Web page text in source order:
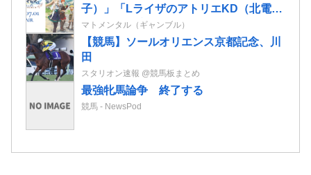
子）」「LライザのアトリエKD（北電
子）」が検定通過
マトメンタル（ギャンブル）
【競馬】ソールオリエンス京都記念、川
田
スタリオン速報 @競馬板まとめ
最強牝馬論争 終了する
競馬 - NewsPod